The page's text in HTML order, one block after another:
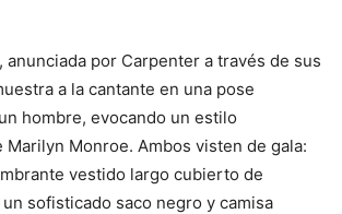
anunciada por Carpenter a través de sus
a la cantante en una pose
hombre, evocando un estilo
Monroe. Ambos visten de gala:
vestido largo cubierto de
sofisticado saco negro y camisa